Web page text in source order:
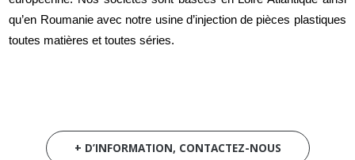
qu’en Roumanie avec notre usine d’injection de pièces plastiques
toutes matières et toutes séries.
+ D’INFORMATION, CONTACTEZ-NOUS